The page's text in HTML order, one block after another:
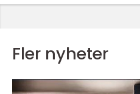
Fler nyheter